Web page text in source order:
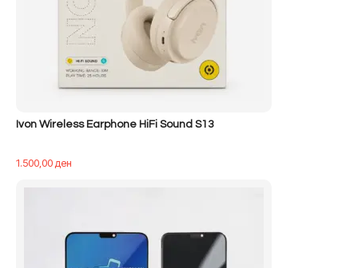
Ivon Wireless Earphone HiFi Sound S13
1.500,00ден